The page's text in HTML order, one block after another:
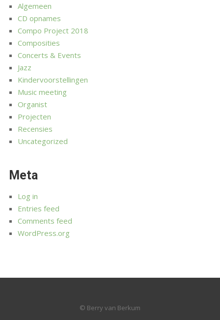
Algemeen
CD opnames
Compo Project 2018
Composities
Concerts & Events
Jazz
Kindervoorstellingen
Music meeting
Organist
Projecten
Recensies
Uncategorized
Meta
Log in
Entries feed
Comments feed
WordPress.org
© Berry van Berkum